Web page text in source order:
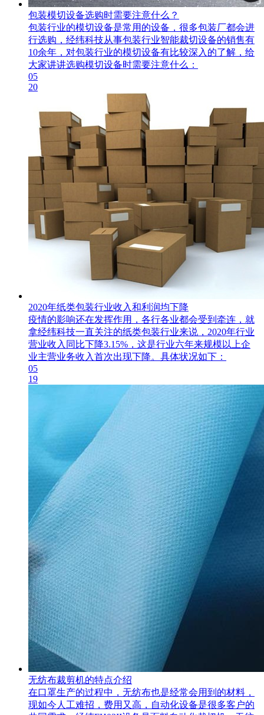
包装模切设备选购时需要注意什么？
包装行业的模切设备是常用的设备，很多包装厂都会进
行选购，经纬科技从事包装行业智能裁切设备的销售有
10余年，对包装行业的模切设备有比较深入的了解，给
大家讲讲选购模切设备时需要注意什么：
05
20
2020年纸类包装行业收入和利润均下降
疫情的影响还在发挥作用，各行各业都会受到牵连，就
拿经纬科技一直关注的纸类包装行业来说，2020年行业
营业收入同比下降3.15%，这是行业六年来规模以上企
业主营业务收入首次出现下降。具体状况如下：
05
19
无纺布裁剪机的特点介绍
在口罩生产的过程中，无纺布也是经常会用到的材料，
现如今人工难招，费用又高，自动化设备是很多客户的